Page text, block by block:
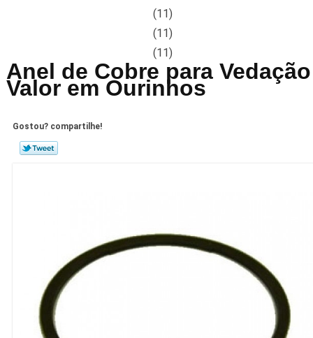
(11)
(11)
(11)
Anel de Cobre para Vedação
Valor em Ourinhos
Gostou? compartilhe!